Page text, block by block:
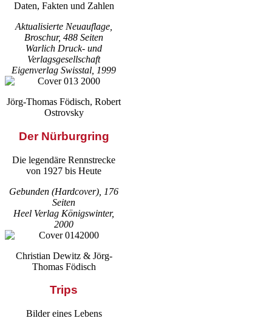
Daten, Fakten und Zahlen
Aktualisierte Neuauflage,
Broschur, 488 Seiten
Warlich Druck- und
Verlagsgesellschaft
Eigenverlag Swisstal, 1999
Jörg-Thomas Födisch, Robert
Ostrovsky
Der Nürburgring
Die legendäre Rennstrecke
von 1927 bis Heute
Gebunden (Hardcover), 176
Seiten
Heel Verlag Königswinter,
2000
Christian Dewitz & Jörg-
Thomas Födisch
Trips
Bilder eines Lebens